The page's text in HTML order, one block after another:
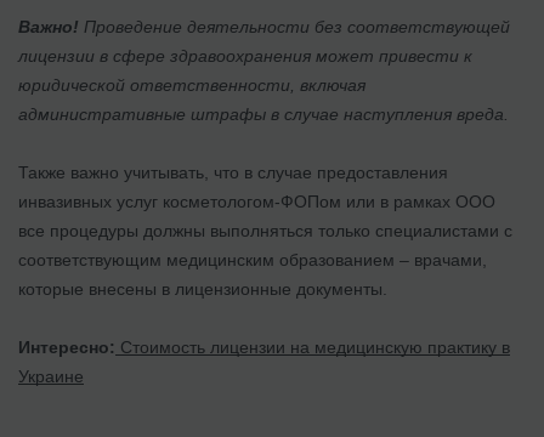
Важно! Проведение деятельности без соответствующей
лицензии в сфере здравоохранения может привести к
юридической ответственности, включая
административные штрафы в случае наступления вреда.
Также важно учитывать, что в случае предоставления
инвазивных услуг косметологом-ФОПом или в рамках ООО
все процедуры должны выполняться только специалистами с
соответствующим медицинским образованием – врачами,
которые внесены в лицензионные документы.
Интересно: Стоимость лицензии на медицинскую практику в
Украине